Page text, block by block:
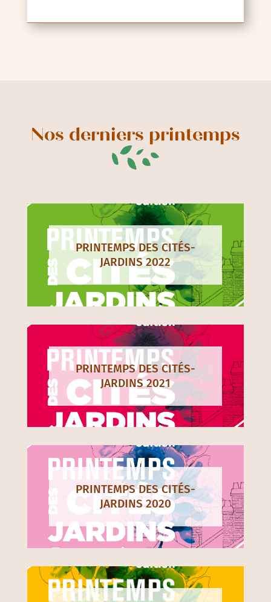
Nos derniers printemps
PRINTEMPS DES CITÉS-
JARDINS 2022
PRINTEMPS DES CITÉS-
JARDINS 2021
PRINTEMPS DES CITÉS-
JARDINS 2020